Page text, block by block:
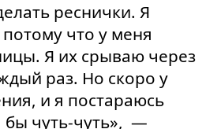
реснички. Я
что у меня
Я их срываю через
раз. Но скоро у
и я постараюсь
бы чуть-чуть», —